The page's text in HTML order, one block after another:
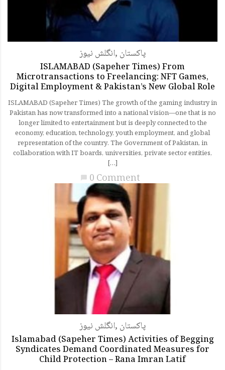
انگلش نیوز, پاکستان
ISLAMABAD (Sapeher Times) From
Microtransactions to Freelancing: NFT Games,
Digital Employment & Pakistan’s New Global Role
ISLAMABAD (Sapeher Times) The growth of the gaming industry in
Pakistan has now transformed into a national vision—one that is no
longer limited to entertainment but is deeply connected to the
economy, education, technology, youth employment, and global
representation of the country. The Government of Pakistan, in
collaboration with IT boards, universities, private sector entities,
[…]
chat_bubble 0 Comment
انگلش نیوز, پاکستان
Islamabad (Sapeher Times) Activities of Begging
Syndicates Demand Coordinated Measures for
Child Protection – Rana Imran Latif